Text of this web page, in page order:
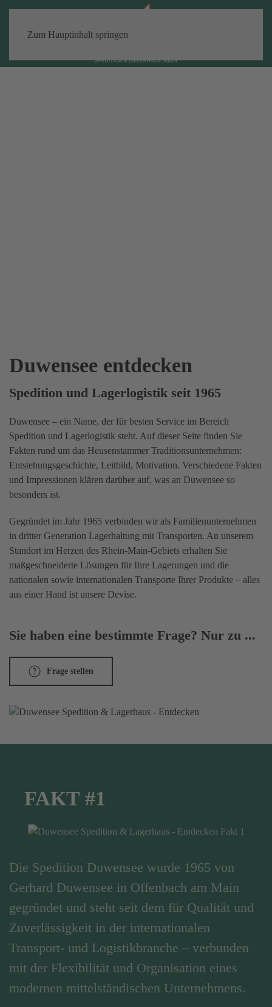
Zum Hauptinhalt springen
Duwensee entdecken
Spedition und Lagerlogistik seit 1965
Duwensee – ein Name, der für besten Service im Bereich
Spedition und Lagerlogistik steht. Auf dieser Seite finden Sie
Fakten rund um das Heusenstammer Traditionsunternehmen:
Entstehungsgeschichte, Leitbild, Motivation. Verschiedene Fakten
und Impressionen klären darüber auf, was an Duwensee so
besonders ist.
Gegründet im Jahr 1965 verbinden wir als Familienunternehmen
in dritter Generation Lagerhaltung mit Transporten. An unserem
Standort im Herzen des Rhein-Main-Gebiets erhalten Sie
maßgeschneiderte Lösungen für Ihre Lagerungen und die
nationalen sowie internationalen Transporte Ihrer Produkte – alles
aus einer Hand ist unsere Devise.
Sie haben eine bestimmte Frage? Nur zu ...
Frage stellen
FAKT #1
Die Spedition Duwensee wurde 1965 von
Gerhard Duwensee in Offenbach am Main
gegründet und steht seit dem für Qualität und
Zuverlässigkeit in der internationalen
Transport- und Logistikbranche – verbunden
mit der Flexibilität und Organisation eines
modernen mittelständischen Unternehmens.